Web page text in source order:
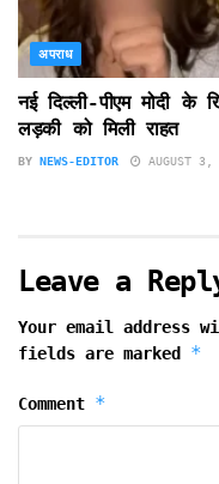
अपराध
नई दिल्ली-पीएम मोदी के
लड़की को मिली राहत
BY NEWS-EDITOR AUGUST 3,
Leave a
Your email address
fields are marked *
Comment *